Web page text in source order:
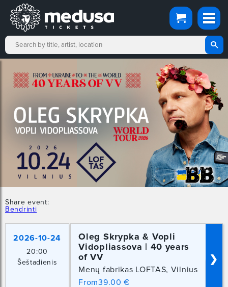
Share event:
Bendrinti
2026-10-24
20:00
Šeštadienis
Oleg Skrypka & Vopli
Vidopliassova | 40 years
of VV
Menų fabrikas LOFTAS, Vilnius
From39.00 €
❯